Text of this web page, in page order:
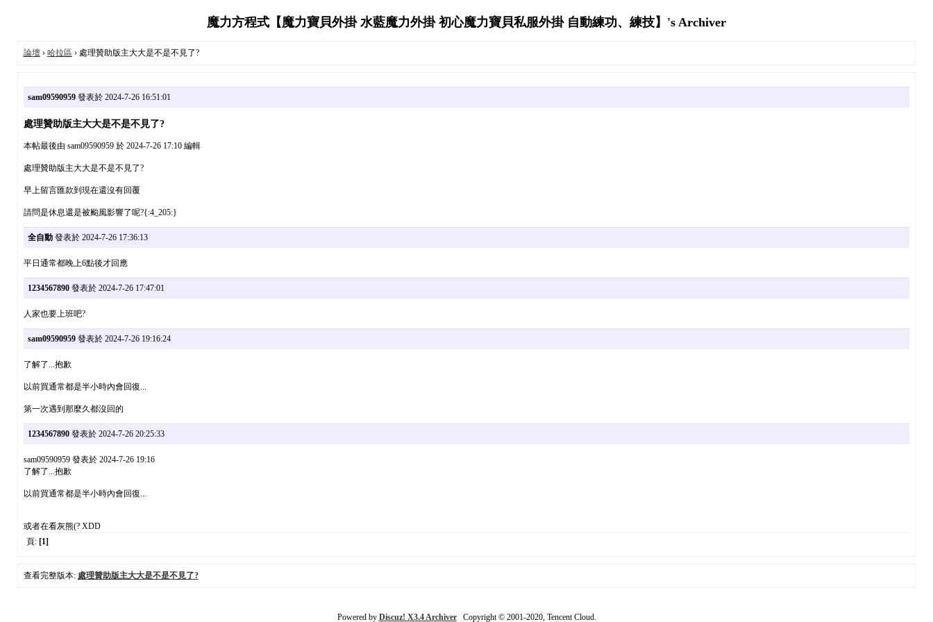
魔力方程式【魔力寶貝外掛 水藍魔力外掛 初心魔力寶貝私服外掛 自動練功、練技】's Archiver
論壇› 哈拉區 › 處理贊助版主大大是不是不見了?
sam09590959發表於 2024-7-26 16:51:01
處理贊助版主大大是不是不見了?
本帖最後由 sam09590959 於 2024-7-26 17:10 編輯
處理贊助版主大大是不是不見了?
早上留言匯款到現在還沒有回覆
請問是休息還是被颱風影響了呢?{:4_205:}
全自動發表於 2024-7-26 17:36:13
平日通常都晚上6點後才回應
1234567890發表於 2024-7-26 17:47:01
人家也要上班吧?
sam09590959發表於 2024-7-26 19:16:24
了解了...抱歉
以前買通常都是半小時內會回復...
第一次遇到那麼久都沒回的
1234567890發表於 2024-7-26 20:25:33
sam09590959 發表於 2024-7-26 19:16
了解了...抱歉
以前買通常都是半小時內會回復...
或者在看灰熊(? XDD
頁: [1]
查看完整版本: 處理贊助版主大大是不是不見了?
Powered by Discuz! X3.4 ArchiverCopyright © 2001-2020, Tencent Cloud.